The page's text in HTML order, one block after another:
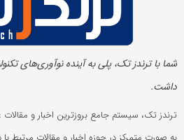
شما با ترندز تک، پلی به آینده‌ نوآوری‌های
داشت.